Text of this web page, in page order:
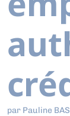
par Pauline